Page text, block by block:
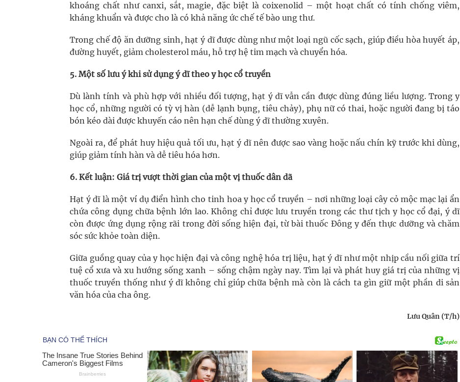
khoáng chất như canxi, sắt, magie, đặc biệt là coixenolid – một hoạt chất có tính chống viêm,
kháng khuẩn và được cho là có khả năng ức chế tế bào ung thư.
Trong chế độ ăn dưỡng sinh, hạt ý dĩ được dùng như một loại ngũ cốc sạch, giúp điều hòa huyết áp,
đường huyết, giảm cholesterol máu, hỗ trợ hệ tim mạch và chuyển hóa.
5. Một số lưu ý khi sử dụng ý dĩ theo y học cổ truyền
Dù lành tính và phù hợp với nhiều đối tượng, hạt ý dĩ vẫn cần được dùng đúng liều lượng. Trong y
học cổ, những người có tỳ vị hàn (dễ lạnh bụng, tiêu chảy), phụ nữ có thai, hoặc người đang bị táo
bón kéo dài được khuyến cáo nên hạn chế dùng ý dĩ thường xuyên.
Ngoài ra, để phát huy hiệu quả tối ưu, hạt ý dĩ nên được sao vàng hoặc nấu chín kỹ trước khi dùng,
giúp giảm tính hàn và dễ tiêu hóa hơn.
6. Kết luận: Giá trị vượt thời gian của một vị thuốc dân dã
Hạt ý dĩ là một ví dụ điển hình cho tinh hoa y học cổ truyền – nơi những loại cây cỏ mộc mạc lại ẩn
chứa công dụng chữa bệnh lớn lao. Không chỉ được lưu truyền trong các thư tịch y học cổ đại, ý dĩ
còn được ứng dụng rộng rãi trong đời sống hiện đại, từ bài thuốc Đông y đến thực dưỡng và chăm
sóc sức khỏe toàn diện.
Giữa guồng quay của y học hiện đại và công nghệ hóa trị liệu, hạt ý dĩ như một nhịp cầu nối giữa trí
tuệ cổ xưa và xu hướng sống xanh – sống chậm ngày nay. Tìm lại và phát huy giá trị của những vị
thuốc truyền thống như ý dĩ không chỉ giúp chữa bệnh mà còn là cách ta gìn giữ một phần di sản
văn hóa của cha ông.
Lưu Quân (T/h)